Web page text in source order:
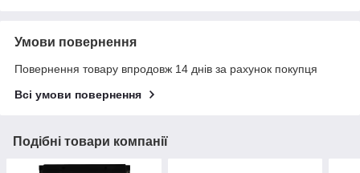
Умови повернення
Повернення товару впродовж 14 днів за рахунок покупця
Всі умови повернення
Подібні товари компанії